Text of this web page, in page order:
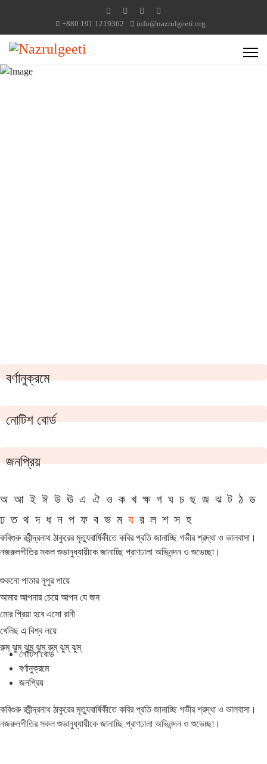
+880 191 1219362 info@nazrulgeeti.org
বর্ণানুক্রমে
নোটিশ বোর্ড
জনপ্রিয়
অ আ ই ঈ উ ঊ এ ঐ ও ক খ ক্ষ গ ঘ চ ছ জ ঝ ট ঠ ড
ঢ ত থ দ ধ ন প ফ ব ভ ম য র ল শ স হ
কবিগুরু রবীন্দ্রনাথ ঠাকুরের মৃত্যুবার্ষিকীতে কবির প্রতি জানাচ্ছি গভীর শ্রদ্ধা ও ভালবাসা।
নজরুলগীতির সকল শুভানুধ্যায়ীকে জানাচ্ছি প্রাণঢালা অভিনন্দন ও শুভেচ্ছা।
শুকনো পাতার নূপুর পায়ে
আমার আপনার চেয়ে আপন যে জন
মোর প্রিয়া হবে এসো রানী
খেলিছ এ বিশ্ব লয়ে
রুম্ ঝুম্ ঝুম্ ঝুম্ রুম্ ঝুম্ ঝুম্
নোটিশ বোর্ড
বর্ণানুক্রমে
জনপ্রিয়
কবিগুরু রবীন্দ্রনাথ ঠাকুরের মৃত্যুবার্ষিকীতে কবির প্রতি জানাচ্ছি গভীর শ্রদ্ধা ও ভালবাসা।
নজরুলগীতির সকল শুভানুধ্যায়ীকে জানাচ্ছি প্রাণঢালা অভিনন্দন ও শুভেচ্ছা।